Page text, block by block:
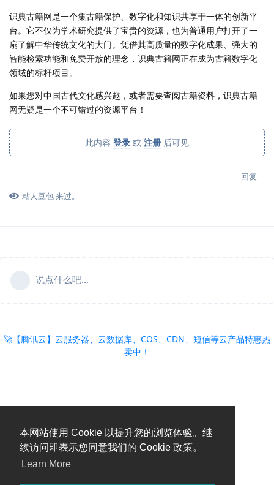
本网站使用 Cookie 以提升您的浏览体验。继
续访问即表示您同意我们的 Cookie 政策。
Learn More
识典古籍网是一个集古籍保护、数字化和知识共享于一体的创新平
台。它不仅为学术研究提供了宝贵的资源，也为普通用户打开了一
扇了解中华传统文化的大门。凭借其高质量的数字化成果、强大的
智能检索功能和免费开放的理念，识典古籍网正在成为古籍数字化
领域的标杆项目。
如果您对中国古代文化感兴趣，或者需要查阅古籍资料，识典古籍
网无疑是一个不可错过的资源平台！
此内容 登录 或 注册 后可见
回复
粘人豆包来过。
说点什么吧...
🚀【腾讯云】云服务器、云数据库、COS、CDN、短信等云产品特惠热
卖中！